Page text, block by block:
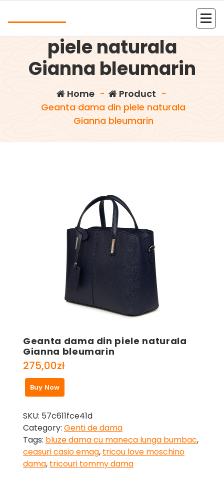
Geanta dama din
piele naturala
Gianna bleumarin
Home- Product -
Geanta dama din piele naturala
Gianna bleumarin
Geanta dama din piele naturala
Gianna bleumarin
275,00zł
Buy Now
SKU: 57c611fce41d
Category: Genti de dama
Tags: bluze dama cu maneca lunga bumbac,
ceasuri casio emag, tricou love moschino
dama, tricouri tommy dama